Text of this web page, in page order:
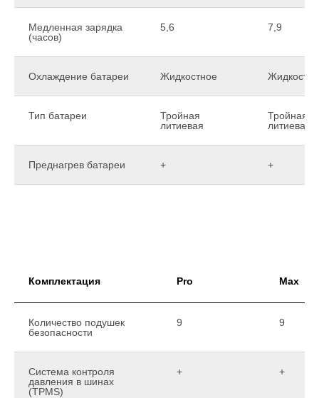
Медленная зарядка
(часов)
5,6 7,9
Охлаждение батареи Жидкостное
Тип батареи
Тройная
литиевая
Тройная
литиевая
Преднагрев батареи + +
Комплектация Pro Max
Количество подушек
безопасности
9 9
Система контроля
давления в шинах
(TPMS)
+ +